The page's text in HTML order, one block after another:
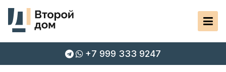
+7 999 333 9247